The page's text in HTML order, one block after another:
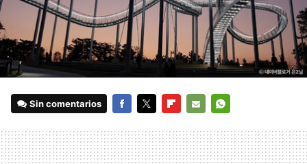
Sin comentarios
MAIL